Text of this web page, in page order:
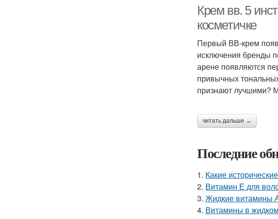
Крем вв. 5
косметичке
Первый ВВ-крем
исключения бренды
арене появляются
привычных
признают лучшими?
читать дальше →
Последние
1. Какие
2. Витамин Е для
3. Жидкие витамины
4. Витамины в